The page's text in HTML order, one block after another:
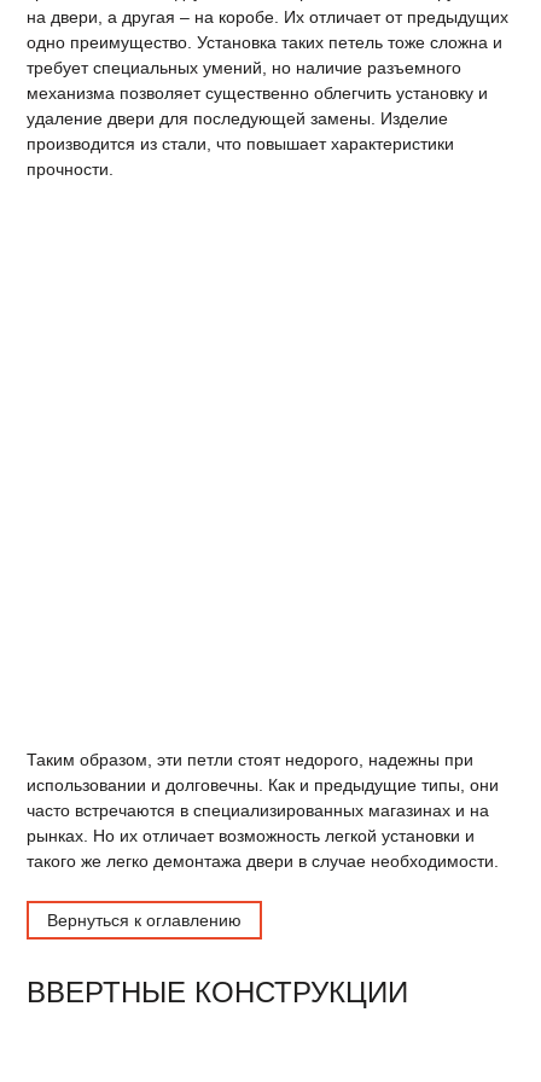
на двери, а другая – на коробе. Их отличает от предыдущих
одно преимущество. Установка таких петель тоже сложна и
требует специальных умений, но наличие разъемного
механизма позволяет существенно облегчить установку и
удаление двери для последующей замены. Изделие
производится из стали, что повышает характеристики
прочности.
Таким образом, эти петли стоят недорого, надежны при
использовании и долговечны. Как и предыдущие типы, они
часто встречаются в специализированных магазинах и на
рынках. Но их отличает возможность легкой установки и
такого же легко демонтажа двери в случае необходимости.
Вернуться к оглавлению
ВВЕРТНЫЕ КОНСТРУКЦИИ